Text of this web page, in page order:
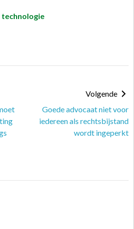
Volgende
Goede advocaat niet voor
iedereen als rechtsbijstand
wordt ingeperkt